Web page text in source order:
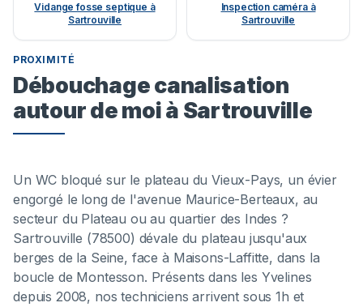
Vidange fosse septique à
Sartrouville
Inspection caméra à
Sartrouville
PROXIMITÉ
Débouchage canalisation
autour de moi à Sartrouville
Un WC bloqué sur le plateau du Vieux-Pays, un évier
engorgé le long de l'avenue Maurice-Berteaux, au
secteur du Plateau ou au quartier des Indes ?
Sartrouville (78500) dévale du plateau jusqu'aux
berges de la Seine, face à Maisons-Laffitte, dans la
boucle de Montesson. Présents dans les Yvelines
depuis 2008, nos techniciens arrivent sous 1h et